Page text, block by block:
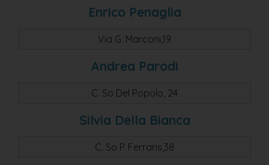
Enrico Penaglia
Via G. Marconi,19
Andrea Parodi
C. So Del Popolo, 24
Silvia Della Bianca
C. So P. Ferraris,38